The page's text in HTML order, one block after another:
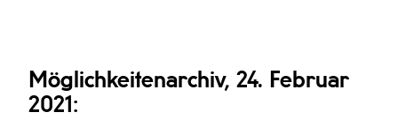
Möglichkeitenarchiv, 24. Februar
2021: